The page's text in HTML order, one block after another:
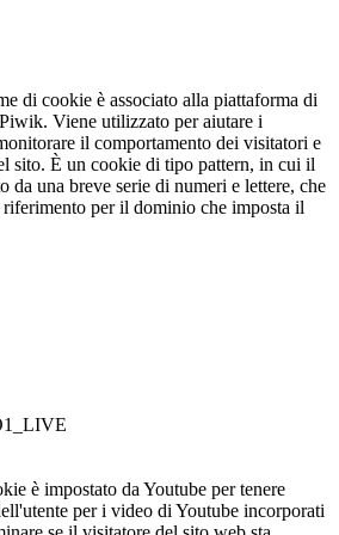
di cookie è associato alla piattaforma di
Viene utilizzato per aiutare i
il comportamento dei visitatori e
sito. È un cookie di tipo pattern, in cui il
da una breve serie di numeri e lettere, che
per il dominio che imposta il
è impostato da Youtube per tenere
per i video di Youtube incorporati